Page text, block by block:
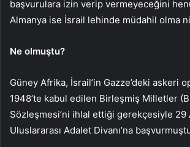
başvurulara izin verip vermeyeceğini
Almanya ise İsrail lehinde müdahil olma
Ne olmuştu?
Güney Afrika, İsrail’in Gazze’deki askeri
1948’te kabul edilen Birleşmiş Milletler
Sözleşmesi’ni ihlal ettiği gerekçesiyle 29
Uluslararası Adalet Divanı’na